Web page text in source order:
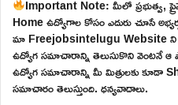
Important Note: మీలో ప్రభుత్వ,
Home ఉద్యోగాల కోసం ఎదురు చూసే
మా Freejobsintelugu Website ని
ఉద్యోగ సమాచారాన్ని తెలుసుకొని వెంటనే ఆ
ఉద్యోగ సమాచారాన్ని మీ మిత్రులకు కూడా
సమాచారం తెలుస్తుంది. ధన్యవాదాలు.